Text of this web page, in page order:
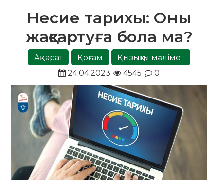
Несие тарихы: Оны
жақсартуға бола ма?
Ақпарат Қоғам
Қызықты мәлімет
24.04.2023
4545 0